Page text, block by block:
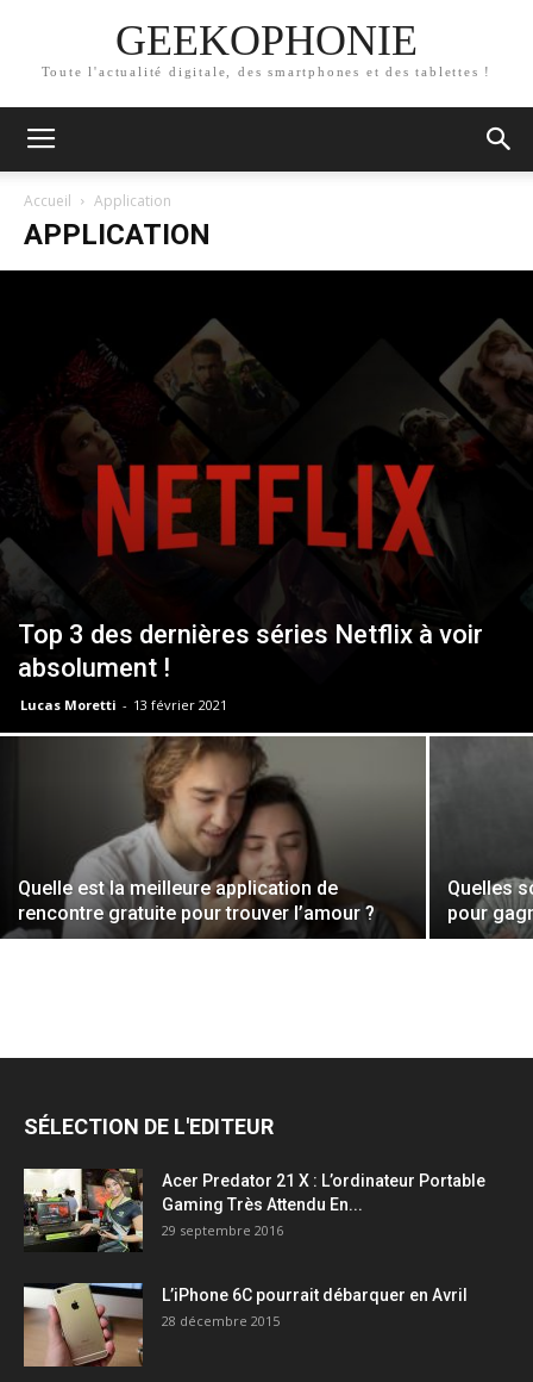
GEEKOPHONIE
Toute l'actualité digitale, des smartphones et des tablettes !
Accueil Application
APPLICATION
Top 3 des dernières séries Netflix à voir
absolument !
Lucas Moretti - 13 février 2021
Quelle est la meilleure application de
rencontre gratuite pour trouver l’amour ?
Quelles
pour
SÉLECTION DE L'EDITEUR
Acer Predator 21 X : L’ordinateur Portable
Gaming Très Attendu En...
29 septembre 2016
L’iPhone 6C pourrait débarquer en Avril
28 décembre 2015